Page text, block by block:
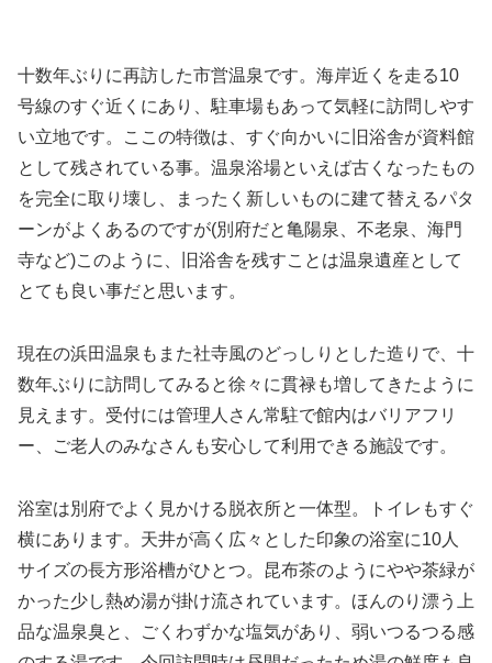
十数年ぶりに再訪した市営温泉です。海岸近くを走る10
号線のすぐ近くにあり、駐車場もあって気軽に訪問しやす
い立地です。ここの特徴は、すぐ向かいに旧浴舎が資料館
として残されている事。温泉浴場といえば古くなったもの
を完全に取り壊し、まったく新しいものに建て替えるパタ
ーンがよくあるのですが(別府だと亀陽泉、不老泉、海門
寺など)このように、旧浴舎を残すことは温泉遺産として
とても良い事だと思います。
現在の浜田温泉もまた社寺風のどっしりとした造りで、十
数年ぶりに訪問してみると徐々に貫禄も増してきたように
見えます。受付には管理人さん常駐で館内はバリアフリ
ー、ご老人のみなさんも安心して利用できる施設です。
浴室は別府でよく見かける脱衣所と一体型。トイレもすぐ
横にあります。天井が高く広々とした印象の浴室に10人
サイズの長方形浴槽がひとつ。昆布茶のようにやや茶緑が
かった少し熱め湯が掛け流されています。ほんのり漂う上
品な温泉臭と、ごくわずかな塩気があり、弱いつるつる感